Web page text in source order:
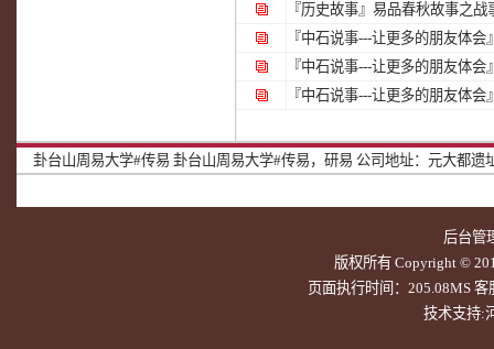
『历史故事』 易品春秋故事之战
『中石说事---让更多的朋友体会
『中石说事---让更多的朋友体会
『中石说事---让更多的朋友体会
卦台山周易大学#传易 卦台山周易大学#传易，研易 公司地址：元大都遗
后台管
版权所有 Copyright ©
页面执行时间：205.08MS
技术支持: